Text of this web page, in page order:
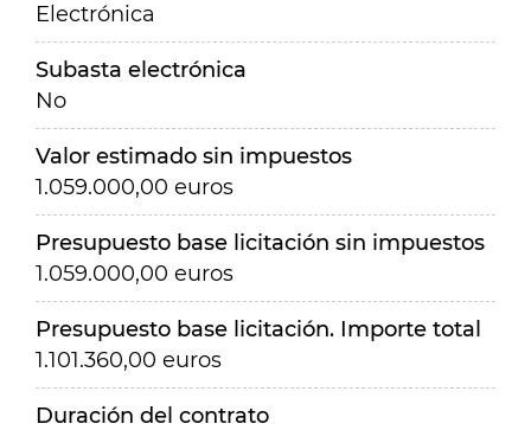
Electrónica
Subasta electrónica
No
Valor estimado sin impuestos
1.059.000,00 euros
Presupuesto base licitación sin impuestos
1.059.000,00 euros
Presupuesto base licitación. Importe total
1.101.360,00 euros
Duración del contrato